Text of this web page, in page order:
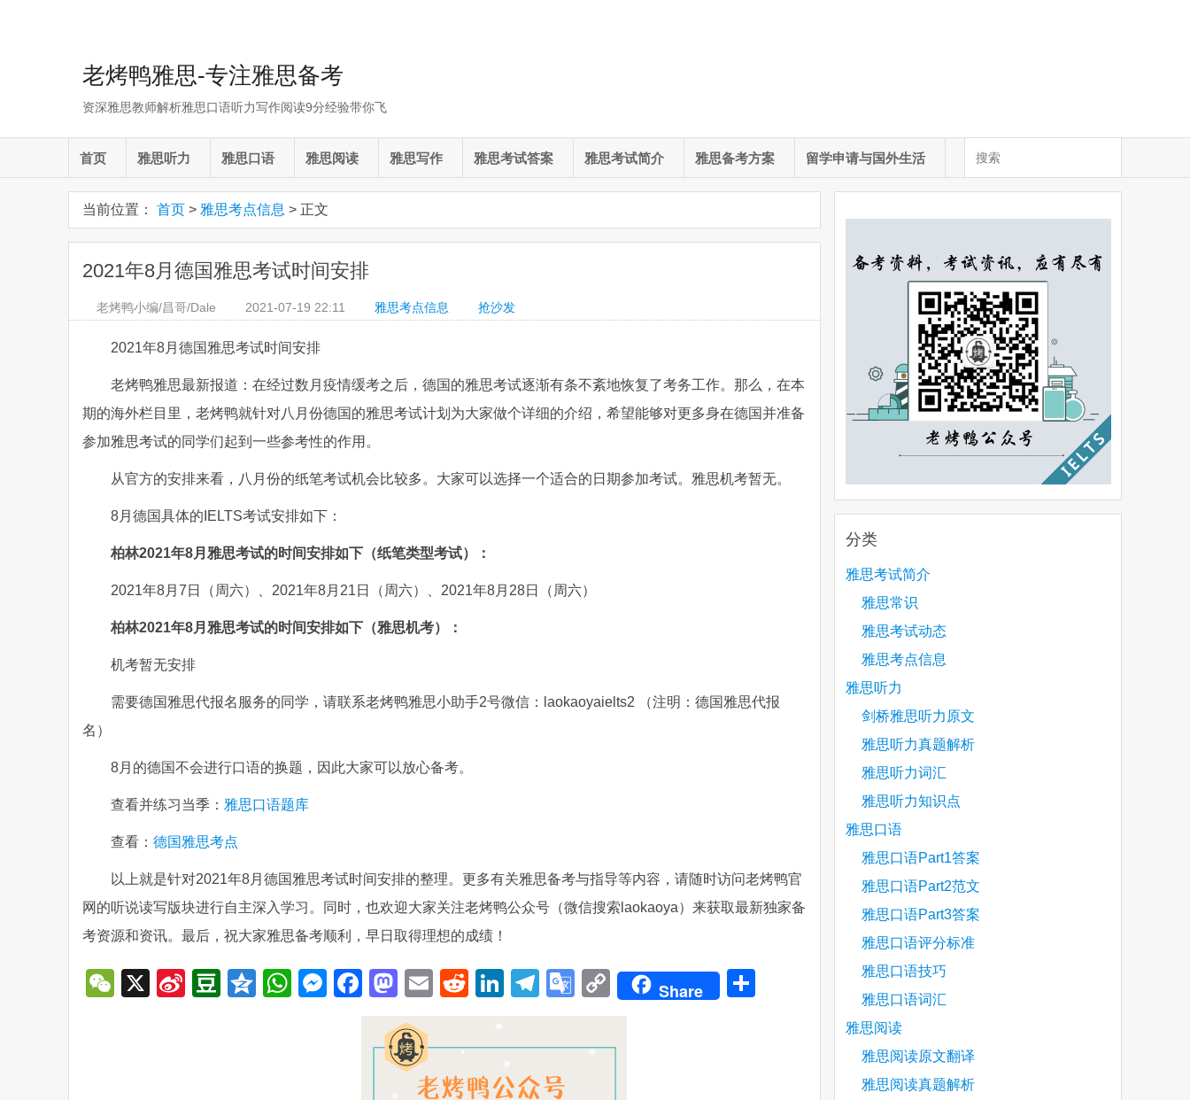
老烤鸭雅思-专注雅思备考
资深雅思教师解析雅思口语听力写作阅读9分经验带你飞
首页 雅思听力 雅思口语 雅思阅读 雅思写作 雅思考试答案 雅思考试简介 雅思备考方案 留学申请与国外生活
当前位置： 首页 > 雅思考点信息 > 正文
2021年8月德国雅思考试时间安排
老烤鸭小编/昌哥/Dale 2021-07-19 22:11 雅思考点信息 抢沙发
2021年8月德国雅思考试时间安排
老烤鸭雅思最新报道：在经过数月疫情缓考之后，德国的雅思考试逐渐有条不紊地恢复了考务工作。那么，在本
期的海外栏目里，老烤鸭就针对八月份德国的雅思考试计划为大家做个详细的介绍，希望能够对更多身在德国并准备
参加雅思考试的同学们起到一些参考性的作用。
从官方的安排来看，八月份的纸笔考试机会比较多。大家可以选择一个适合的日期参加考试。雅思机考暂无。
8月德国具体的IELTS考试安排如下：
柏林2021年8月雅思考试的时间安排如下（纸笔类型考试）：
2021年8月7日（周六）、2021年8月21日（周六）、2021年8月28日（周六）
柏林2021年8月雅思考试的时间安排如下（雅思机考）：
机考暂无安排
需要德国雅思代报名服务的同学，请联系老烤鸭雅思小助手2号微信：laokaoyaielts2 （注明：德国雅思代报
名）
8月的德国不会进行口语的换题，因此大家可以放心备考。
查看并练习当季： 雅思口语题库
查看： 德国雅思考点
以上就是针对2021年8月德国雅思考试时间安排的整理。更多有关雅思备考与指导等内容，请随时访问老烤鸭官
网的听说读写版块进行自主深入学习。同时，也欢迎大家关注老烤鸭公众号（微信搜索laokaoya）来获取最新独家备
考资源和资讯。最后，祝大家雅思备考顺利，早日取得理想的成绩！
WeChat
X
SinaDouban
QzoneWhatsApp
Messenger
Facebook
Mastodon
EmailRedditLinkedIn
Telegram
Google
CopyShare
分类
雅思考试简介
雅思常识
雅思考试动态
雅思考点信息
雅思听力
剑桥雅思听力原文
雅思听力真题解析
雅思听力词汇
雅思听力知识点
雅思口语
雅思口语Part1答案
雅思口语Part2范文
雅思口语Part3答案
雅思口语评分标准
雅思口语技巧
雅思口语词汇
雅思阅读
雅思阅读原文翻译
雅思阅读真题解析